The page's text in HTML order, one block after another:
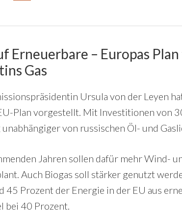
Erneuerbare – Europas
Gas
Ursula von der Leyen
Plan vorgestellt. Mit Investitionen von
von russischen Öl- und
Jahren sollen dafür mehr Wind-
Auch Biogas soll stärker genutzt
45 Prozent der Energie in der EU aus
bei 40 Prozent.